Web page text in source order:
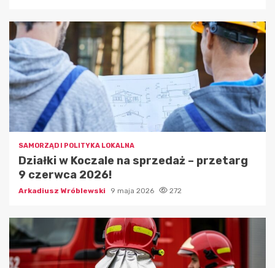
SAMORZĄD I POLITYKA LOKALNA
Działki w Koczale na sprzedaż – przetarg
9 czerwca 2026!
Arkadiusz Wróblewski 9 maja 2026 272